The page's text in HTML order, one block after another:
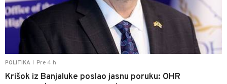
POLITIKA Pre 4 h
Krišok iz Banjaluke poslao jasnu poruku: OHR